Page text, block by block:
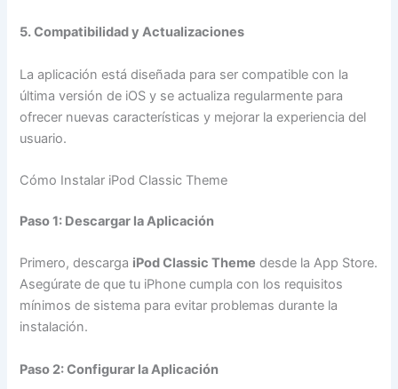
5. Compatibilidad y Actualizaciones
La aplicación está diseñada para ser compatible con la
última versión de iOS y se actualiza regularmente para
ofrecer nuevas características y mejorar la experiencia del
usuario.
Cómo Instalar iPod Classic Theme
Paso 1: Descargar la Aplicación
Primero, descarga iPod Classic Theme desde la App Store.
Asegúrate de que tu iPhone cumpla con los requisitos
mínimos de sistema para evitar problemas durante la
instalación.
Paso 2: Configurar la Aplicación